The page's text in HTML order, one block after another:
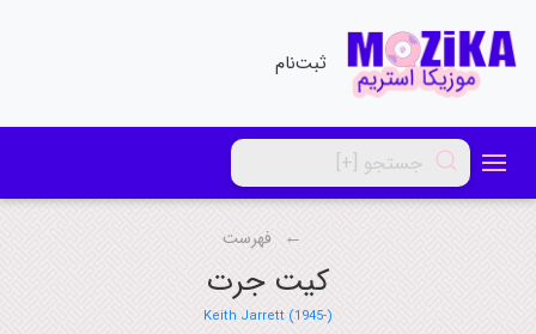
ثبت‌نام
فهرست
کیت جرت
Keith Jarrett (1945-)